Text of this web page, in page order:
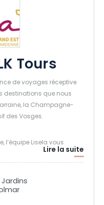
Tours
de voyages réceptive
destinations que nous
la Champagne-
des Vosges.
l’équipe Lisela vous
de vos différents
affaires) et les particuliers
nos circuits « première
du terrain nous permet
Lire la suite